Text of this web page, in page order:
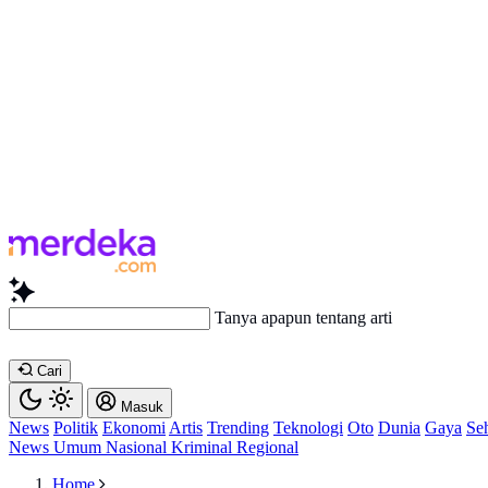
Baca
Cari
Masuk
News Politik Ekonomi Artis Trending Teknologi Oto Dunia Gaya
News Umum Nasional Kriminal Regional
Home